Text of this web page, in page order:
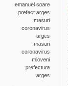
emanuel soare
prefect arges
masuri
coronavirus
arges
masuri
coronavirus
mioveni
prefectura
arges